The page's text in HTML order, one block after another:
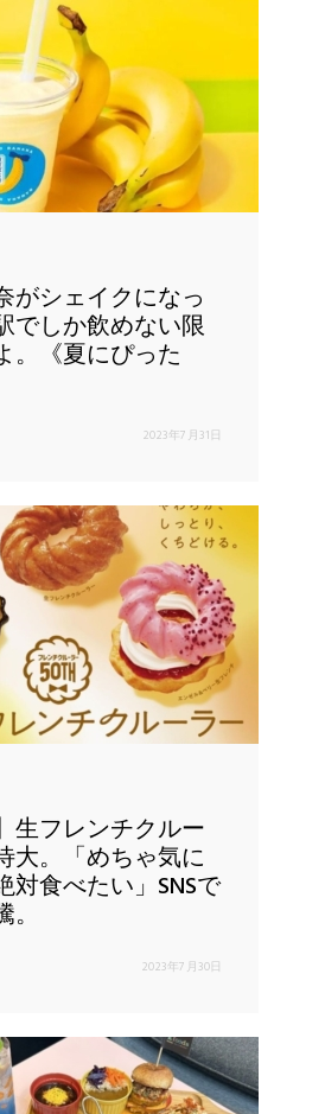
がシェイクになっ
でしか飲めない限
。《夏にぴった
2023年7月31日
生フレンチクルー
大。「めちゃ気に
対食べたい」SNSで
2023年7月30日